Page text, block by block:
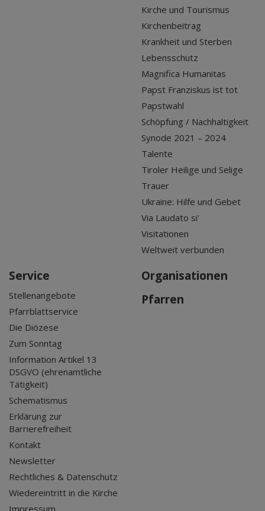
Kirche und Tourismus
Kirchenbeitrag
Krankheit und Sterben
Lebensschutz
Magnifica Humanitas
Papst Franziskus ist tot
Papstwahl
Schöpfung / Nachhaltigkeit
Synode 2021 – 2024
Talente
Tiroler Heilige und Selige
Trauer
Ukraine: Hilfe und Gebet
Via Laudato si'
Visitationen
Weltweit verbunden
Service
Stellenangebote
Pfarrblattservice
Die Diözese
Zum Sonntag
Information Artikel 13
DSGVO (ehrenamtliche
Tätigkeit)
Schematismus
Erklärung zur
Barrierefreiheit
Kontakt
Newsletter
Rechtliches & Datenschutz
Wiedereintritt in die Kirche
Impressum
Organisationen
Pfarren